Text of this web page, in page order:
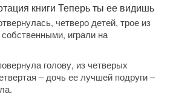
книги Теперь ты ее видишь
четверо детей, трое из
играли на
голову, из четверых
– дочь ее лучшей подруги –